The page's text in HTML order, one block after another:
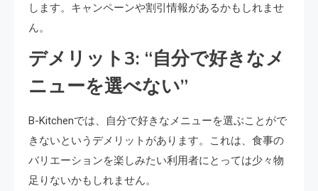
します。キャンペーンや割引情報があるかもしれませ
ん。
デメリット3: “自分で好きなメ
ニューを選べない”
B-Kitchenでは、自分で好きなメニューを選ぶことがで
きないというデメリットがあります。これは、食事の
バリエーションを楽しみたい利用者にとっては少々物
足りないかもしれません。